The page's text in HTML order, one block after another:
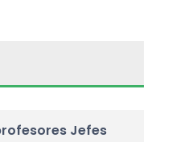
Jefes